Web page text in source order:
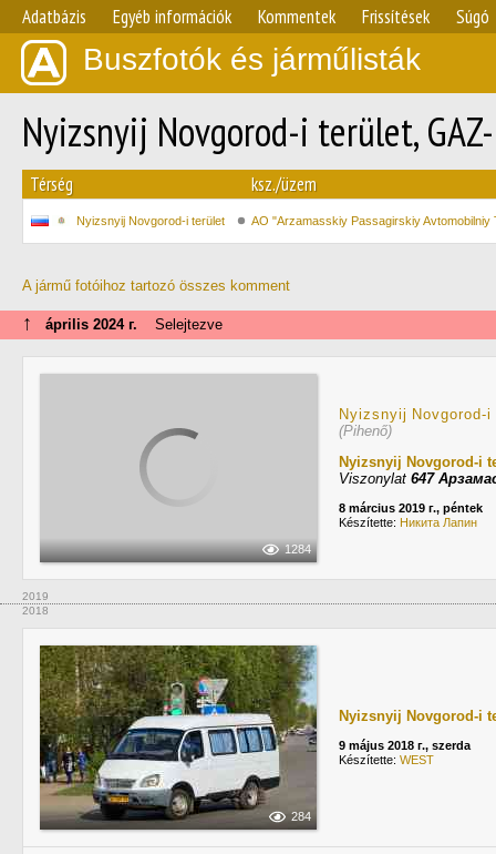
Adatbázis Egyéb információk Kommentek Frissítések Súgó
Buszfotók és járműlisták
Nyizsnyij Novgorod-i terület,
Térség ksz./üzem
Nyizsnyij Novgorod-i terület AO "Arzamasskiy Passagirskiy Avtomobilniy
A jármű fotóihoz tartozó összes komment
↑ április 2024 г. Selejtezve
1284
Nyizsnyij Novgorod-
(Pihenő)
Nyizsnyij Novgorod-i
Viszonylat 647
8 március 2019 г., péntek
Készítette: Никита Лапин
2019
2018
284
Nyizsnyij Novgorod-i
9 május 2018 г., szerda
Készítette: WEST